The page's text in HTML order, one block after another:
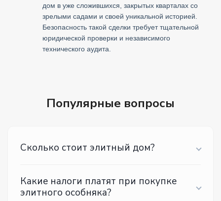
дом в уже сложившихся, закрытых кварталах со
зрелыми садами и своей уникальной историей.
Безопасность такой сделки требует тщательной
юридической проверки и независимого
технического аудита.
Популярные вопросы
Сколько стоит элитный дом?
Какие налоги платят при покупке
элитного особняка?